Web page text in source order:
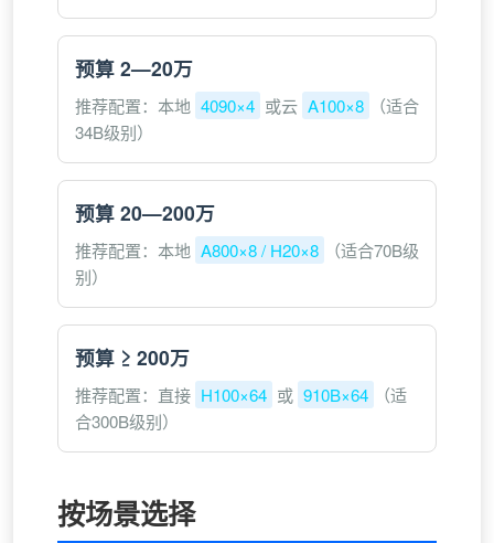
预算 2—20万
推荐配置：本地 4090×4 或云 A100×8
（适合
34B级别）
预算 20—200万
推荐配置：本地 A800×8 / H20×8
（适合70B级
别）
预算 ≥ 200万
推荐配置：直接 H100×64 或 910B×64
（适
合300B级别）
按场景选择